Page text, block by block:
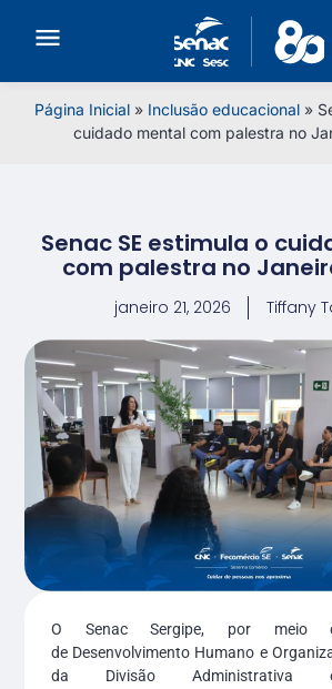
Página Inicial» Inclusão educacional»
cuidado mental com palestra no
Senac SE estimula o
com palestra no
janeiro 21, 2026 Tiffany
O Senac Sergipe, por meio
de Desenvolvimento Humano e
da Divisão Administrativa